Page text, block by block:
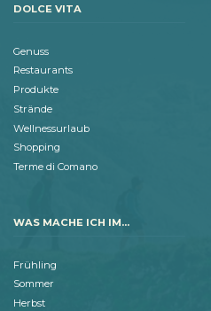
DOLCE VITA
Genuss
Restaurants
Produkte
Strände
Wellnessurlaub
Shopping
Terme di Comano
WAS MACHE ICH IM...
Frühling
Sommer
Herbst